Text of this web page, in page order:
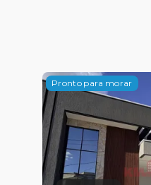
Pronto para morar